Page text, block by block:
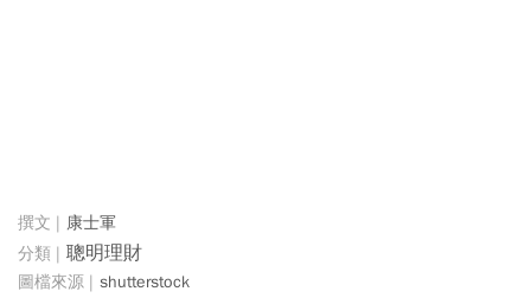
康士軍
聰明理財
shutterstock